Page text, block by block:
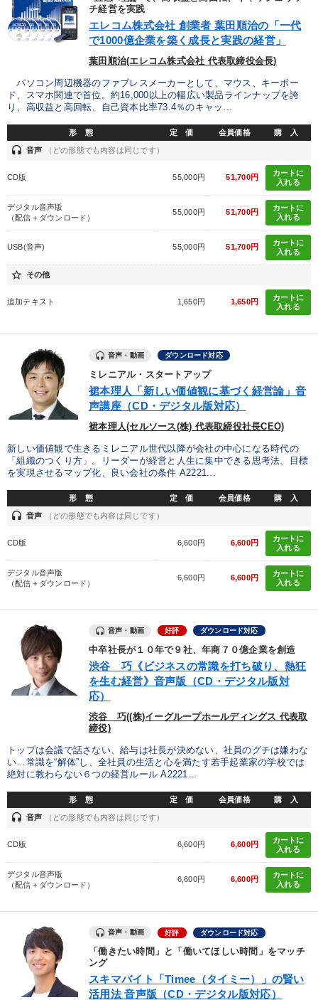
チ経営を実践
エレコム株式会社 創業者 葉田順治の「一代
で1000億企業を築く成長と実践の経営」
葉田順治(エレコム株式会社 代表取締役会長)
パソコン周辺機器のファブレスメーカーとして、マウス、キーボー
ド、スマホ関連で首位。約16,000以上の幅広い製品ラインナップを誇
り、高収益と高回転、自己資本比率73.4％のキャッ...
形 態 定 価 会員価格 購 入
headset 音声 （どの形態でも内容は同じです）
CD版 55,000円 51,700円
カートに
入れる
デジタル音声版
（配信＋ダウンロード）
55,000円 51,700円
カートに
入れる
USB(音声) 55,000円 51,700円
カートに
入れる
star_border その他
追加テキスト 1,650円 1,650円
カートに
入れる
音声・動画 ダウンロード対応
ミレニアル・スタートアップ
裙本理人「新しい価値観に基づく経営論」音
声講座（CD・デジタル版対応）
裙本理人(セルソース(株) 代表取締役社長CEO)
新しい価値観で生きるミレニアル世代以降が会社の中心になる時代の
「組織のつくり方」。リーダーが経営と人生に集中できる思考法、目標
を実現させるマップ化、良い会社の条件 A2221...
形 態 定 価 会員価格 購 入
headset 音声 （どの形態でも内容は同じです）
CD版 6,600円 6,600円
カートに
入れる
デジタル音声版
（配信＋ダウンロード）
6,600円 6,600円
カートに
入れる
音声・動画 好評 ダウンロード対応
中卒社長が１０年で９社、年商７０億企業を創造
渋谷 巧《ビジネスの常識を打ち破り、熱狂
を生む経営》音声版（CD・デジタル版対
応）
渋谷 巧((株)イーグループホールディングス 代表取
締役)
トップは会議で話さない、給与は社長が決めない、社員のグチは嫌わな
い…常識を“解体”し、全社員の生活と心を満たす若手起業家の学校では
絶対に教わらない６つの経営ルール A2221...
形 態 定 価 会員価格 購 入
headset 音声 （どの形態でも内容は同じです）
CD版 6,600円 6,600円
カートに
入れる
デジタル音声版
（配信＋ダウンロード）
6,600円 6,600円
カートに
入れる
音声・動画 好評 ダウンロード対応
「働きたい時間」と「働いてほしい時間」をマッチ
ング
スキマバイト「Timee（タイミー）」の賢い
活用法 音声版（CD・デジタル版対応）